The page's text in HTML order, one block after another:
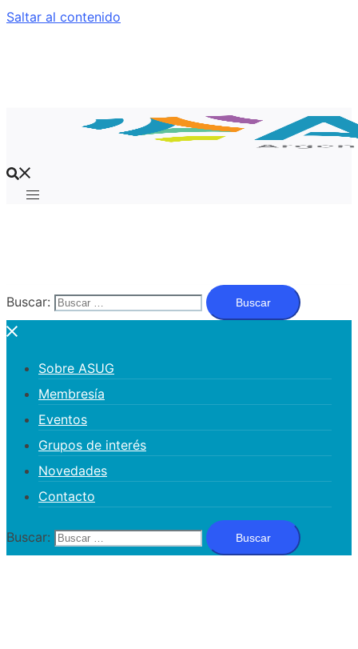
Saltar al contenido
Buscar:
Sobre ASUG
Membresía
Eventos
Grupos de interés
Novedades
Contacto
Buscar: